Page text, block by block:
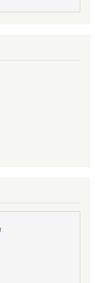
सा.सु.भत्ता प्राप्त गर्ने लाभग्राहिको विवरण